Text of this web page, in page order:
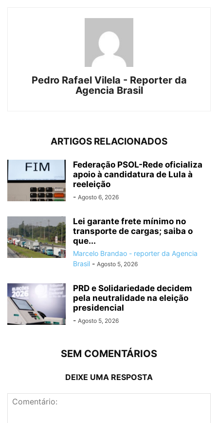
Pedro Rafael Vilela - Reporter da
Agencia Brasil
ARTIGOS RELACIONADOS
Federação PSOL-Rede oficializa
apoio à candidatura de Lula à
reeleição
- Agosto 6, 2026
Lei garante frete mínimo no
transporte de cargas; saiba o
que...
Marcelo Brandao - reporter da Agencia
Brasil - Agosto 5, 2026
PRD e Solidariedade decidem
pela neutralidade na eleição
presidencial
- Agosto 5, 2026
SEM COMENTÁRIOS
DEIXE UMA RESPOSTA